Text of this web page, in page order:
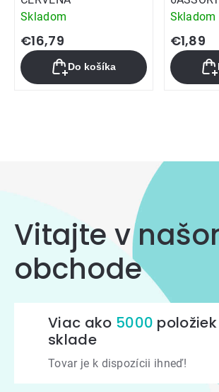
Skladom
€16,79
Do košíka
Skladom
€1,89
prvky
výpisu
Vitajte v
obchode
Viac ako 5000
sklade
Tovar je k dispozícii ihneď!